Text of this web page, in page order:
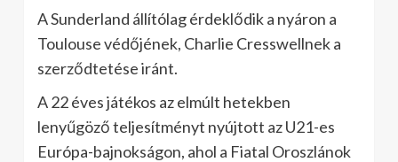
A Sunderland állítólag érdeklődik a nyáron a
Toulouse védőjének, Charlie Cresswellnek a
szerződtetése iránt.
A 22 éves játékos az elmúlt hetekben
lenyűgöző teljesítményt nyújtott az U21-es
Európa-bajnokságon, ahol a Fiatal Oroszlánok